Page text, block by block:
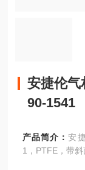
安捷伦气
90-1541
产品简介：安
1，PTFE，带